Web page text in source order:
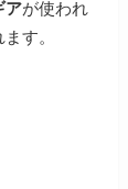
アが使われ
す。